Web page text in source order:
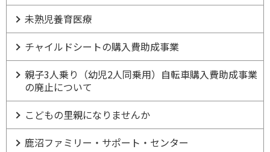
未熟児養育医療
チャイルドシートの購入費助成事業
親子3人乗り（幼児2人同乗用）自転車購入費助成事業
の廃止について
こどもの里親になりませんか
鹿沼ファミリー・サポート・センター